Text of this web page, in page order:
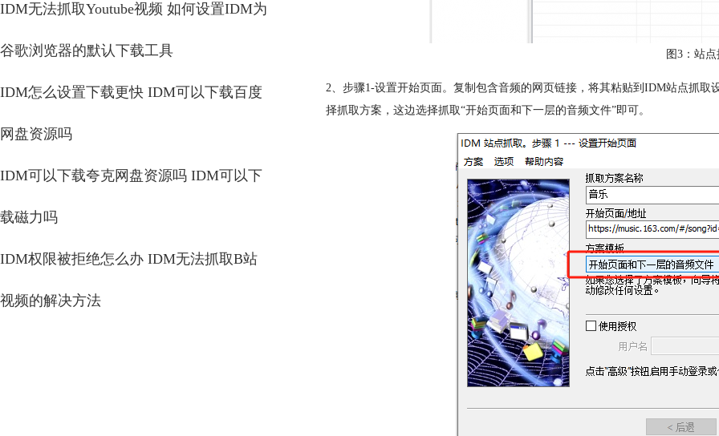
IDM无法抓取Youtube视频 如何设置IDM为
谷歌浏览器的默认下载工具
IDM怎么设置下载更快 IDM可以下载百度
网盘资源吗
IDM可以下载夸克网盘资源吗 IDM可以下
载磁力吗
IDM权限被拒绝怎么办 IDM无法抓取B站
视频的解决方法
图3：站
2、步骤1-设置开始页面。复制包含音频的网页链接，将其粘贴到IDM站点抓
择抓取方案，这边选择抓取“开始页面和下一层的音频文件”即可。